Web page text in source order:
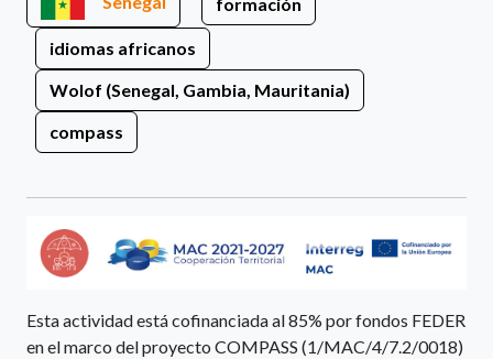
idiomas africanos
Wolof (Senegal, Gambia, Mauritania)
compass
Esta actividad está cofinanciada al 85% por fondos FEDER
en el marco del proyecto COMPASS (1/MAC/4/7.2/0018)